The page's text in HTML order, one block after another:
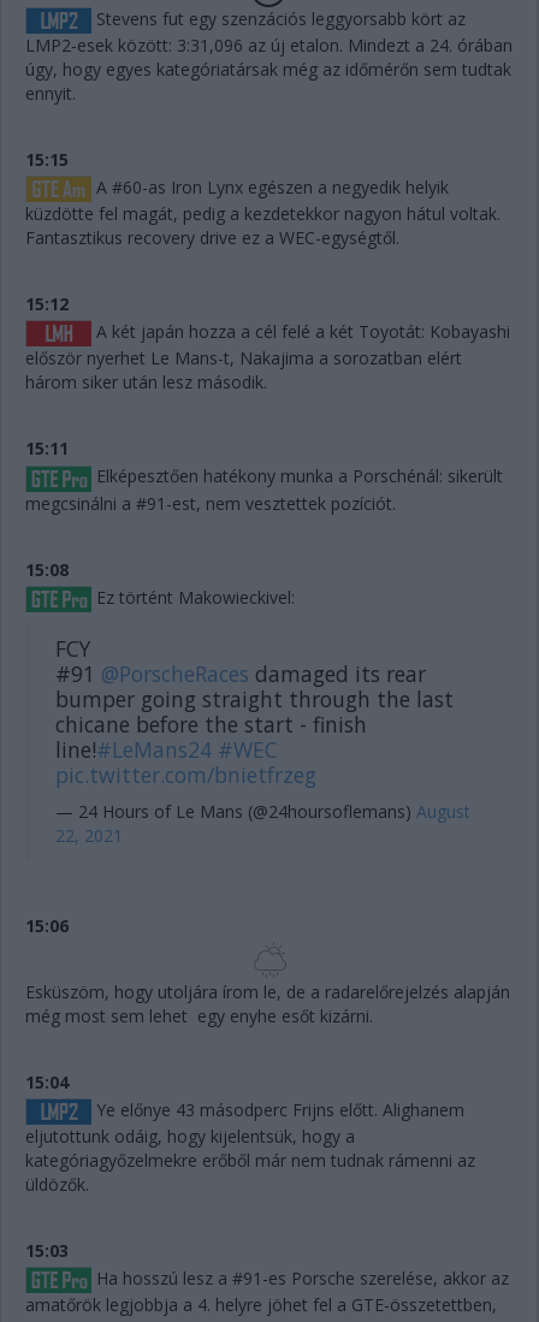
Stevens fut egy szenzációs leggyorsabb kört az
LMP2-esek között: 3:31,096 az új etalon. Mindezt a 24. órában
úgy, hogy egyes kategóriatársak még az időmérőn sem tudtak
ennyit.
15:15
A #60-as Iron Lynx egészen a negyedik helyik
küzdötte fel magát, pedig a kezdetekkor nagyon hátul voltak.
Fantasztikus recovery drive ez a WEC-egységtől.
15:12
A két japán hozza a cél felé a két Toyotát: Kobayashi
először nyerhet Le Mans-t, Nakajima a sorozatban elért
három siker után lesz második.
15:11
Elképesztően hatékony munka a Porschénál: sikerült
megcsinálni a #91-est, nem vesztettek pozíciót.
15:08
Ez történt Makowieckivel:
FCY
#91 @PorscheRaces damaged its rear
bumper going straight through the last
chicane before the start - finish
line!#LeMans24 #WEC
pic.twitter.com/bnietfrzeg
— 24 Hours of Le Mans (@24hoursoflemans) August
22, 2021
15:06
Esküszöm, hogy utoljára írom le, de a radarelőrejelzés alapján
még most sem lehet egy enyhe esőt kizárni.
15:04
Ye előnye 43 másodperc Frijns előtt. Alighanem
eljutottunk odáig, hogy kijelentsük, hogy a
kategóriagyőzelmekre erőből már nem tudnak rámenni az
üldözők.
15:03
Ha hosszú lesz a #91-es Porsche szerelése, akkor az
amatőrök legjobbja a 4. helyre jöhet fel a GTE-összetettben,